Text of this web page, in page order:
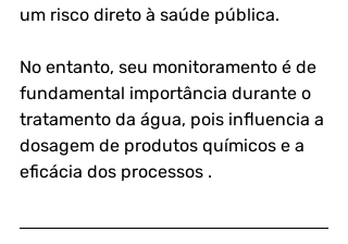
um risco direto à saúde pública.
No entanto, seu monitoramento é de
fundamental importância durante o
tratamento da água, pois influencia a
dosagem de produtos químicos e a
eficácia dos processos .